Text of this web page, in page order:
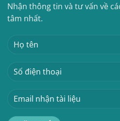
Nhận thông tin và tư vấn về
tâm nhất.